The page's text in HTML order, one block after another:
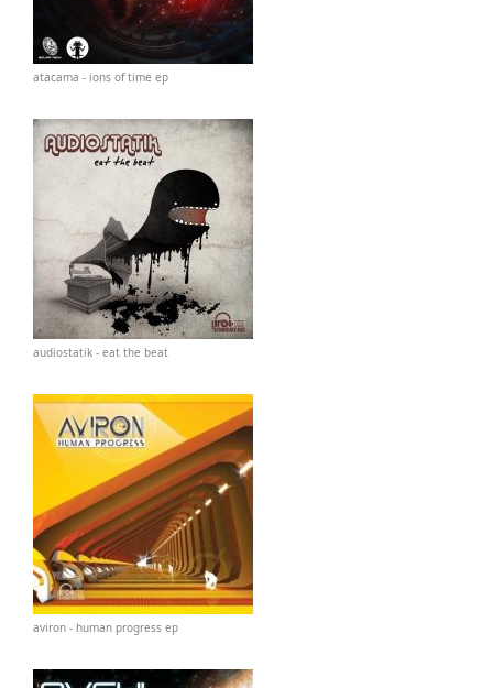
atacama - ions of time ep
audiostatik - eat the beat
aviron - human progress ep